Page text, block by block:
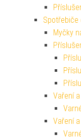
Spotřebiče
Myčky
Vaření
Vaření